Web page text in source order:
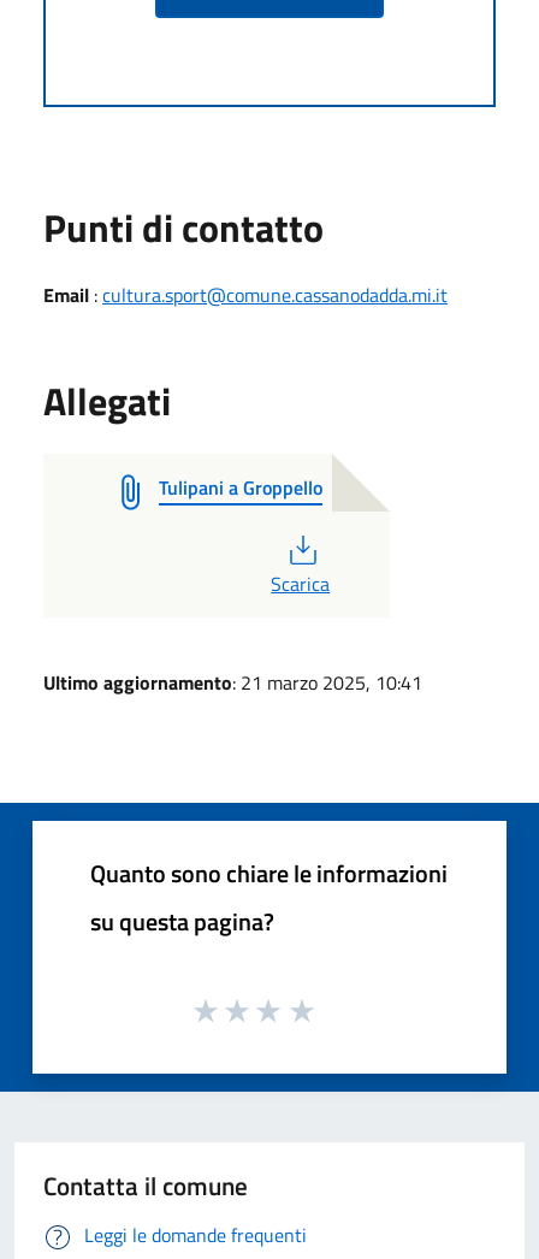
Punti di contatto
Email :cultura.sport@comune.cassanodadda.mi.it
Allegati
Tulipani a Groppello
Scarica
Ultimo aggiornamento: 21 marzo 2025, 10:41
Quanto sono chiare le informazioni
su questa pagina?
Contatta il comune
Leggi le domande frequenti